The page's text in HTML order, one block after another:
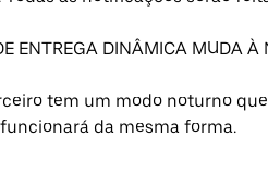
ENTREGA DINÂMICA MUDA À
tem um modo noturno
da mesma forma.